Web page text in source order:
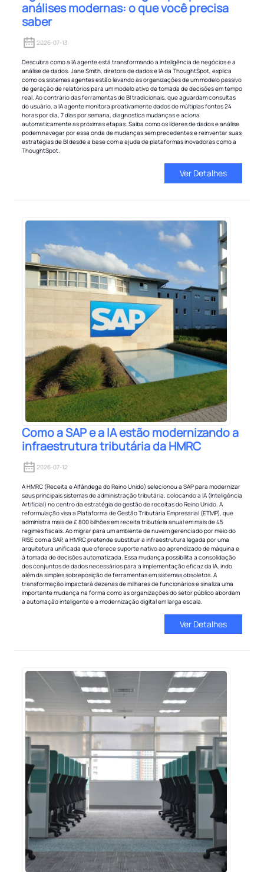
análises modernas: o que você precisa
saber
2026-07-13
Descubra como a IA agente está transformando a inteligência de negócios e a
análise de dados. Jane Smith, diretora de dados e IA da ThoughtSpot, explica
como os sistemas agentes estão levando as organizações de um modelo passivo
de geração de relatórios para um modelo ativo de tomada de decisões em tempo
real. Ao contrário das ferramentas de BI tradicionais, que aguardam consultas
do usuário, a IA agente monitora proativamente dados de múltiplas fontes 24
horas por dia, 7 dias por semana, diagnostica mudanças e aciona
automaticamente as próximas etapas. Saiba como os líderes de dados e análise
podem navegar por essa onda de mudanças sem precedentes e reinventar suas
estratégias de BI desde a base com a ajuda de plataformas inovadoras como a
ThoughtSpot.
Ver Detalhes
Como a SAP e a IA estão modernizando a
infraestrutura tributária da HMRC
2026-07-12
A HMRC (Receita e Alfândega do Reino Unido) selecionou a SAP para modernizar
seus principais sistemas de administração tributária, colocando a IA (Inteligência
Artificial) no centro da estratégia de gestão de receitas do Reino Unido. A
reformulação visa a Plataforma de Gestão Tributária Empresarial (ETMP), que
administra mais de £ 800 bilhões em receita tributária anual em mais de 45
regimes fiscais. Ao migrar para um ambiente de nuvem gerenciado por meio do
RISE com a SAP, a HMRC pretende substituir a infraestrutura legada por uma
arquitetura unificada que oferece suporte nativo ao aprendizado de máquina e
à tomada de decisões automatizada. Essa mudança possibilita a consolidação
dos conjuntos de dados necessários para a implementação eficaz da IA, indo
além da simples sobreposição de ferramentas em sistemas obsoletos. A
transformação impactará dezenas de milhares de funcionários e sinaliza uma
importante mudança na forma como as organizações do setor público abordam
a automação inteligente e a modernização digital em larga escala.
Ver Detalhes